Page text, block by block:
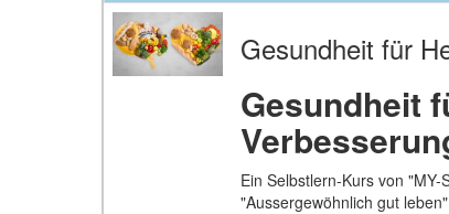
Gesundheit für
Gesundheit
Ein Selbstlern-Kurs von
"Aussergewöhnlich gut leben"